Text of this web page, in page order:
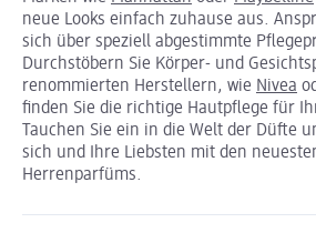
neue Looks einfach zuhause aus.
sich über speziell abgestimmte
Durchstöbern Sie Körper- und
renommierten Herstellern, wie Nivea
finden Sie die richtige Hautpflege für
Tauchen Sie ein in die Welt der Düfte
sich und Ihre Liebsten mit den
Herrenparfüms.